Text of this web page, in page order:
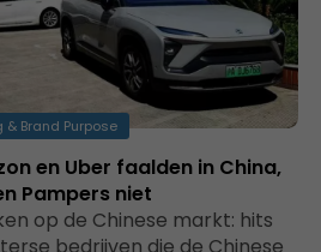
& Brand Purpose
en Uber faalden in China,
Pampers niet
op de Chinese markt: hits